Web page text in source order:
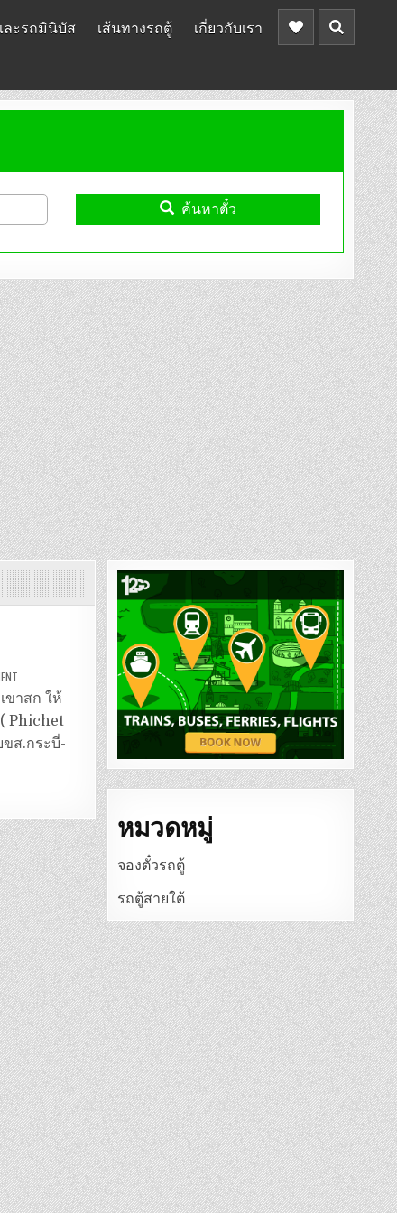
ละรถมินิบัส เส้นทางรถตู้ เกี่ยวกับเรา
ค้นหาตั๋ว
ตู้
อ่าว
นาง
–
เขา
สก
ขาสก ให้
Phichet
ขส.กระบี่-
หมวดหมู่
จองตั๋วรถตู้
รถตู้สายใต้